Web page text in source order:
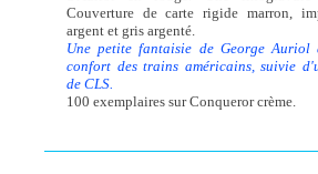
Couverture de carte rigide marron,
argent et gris argenté.
Une petite fantaisie de George Auriol
confort des trains américains, suivie
de CLS.
100 exemplaires sur Conqueror crème.